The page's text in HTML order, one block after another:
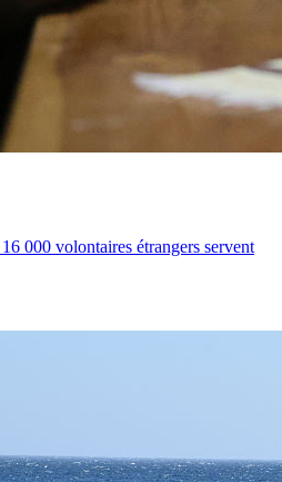
000 volontaires étrangers servent